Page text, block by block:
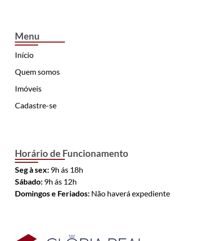
Menu
Início
Quem somos
Imóveis
Cadastre-se
Horário de Funcionamento
Seg à sex: 9h ás 18h
Sábado: 9h ás 12h
Domingos e Feriados: Não haverá expediente